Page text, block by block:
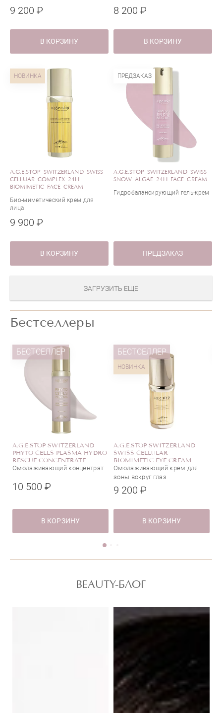
Бестселлеры
БЕСТСЕЛЛЕР
A.G.E.STOP SWITZERLAND
PHYTO CELLS PLASMA HYDRO
RESCUE CONCENTRATE
Омолаживающий концентрат
10 500 ₽
В КОРЗИНУ
БЕСТСЕЛЛЕР
НОВИНКА
A.G.E.STOP SWITZERLAND
SWISS CELLULAR
BIOMIMETIC EYE CREAM
Омолаживающий крем для
зоны вокруг глаз
9 200 ₽
В КОРЗИНУ
9 200 ₽
В КОРЗИНУ
8 200 ₽
В КОРЗИНУ
НОВИНКА
A.G.E.STOP SWITZERLAND SWISS
CELLUAR COMPLEX 24H
BIOMIMETIC FACE CREAM
Био-миметический крем для
лица
9 900 ₽
В КОРЗИНУ
ПРЕДЗАКАЗ
A.G.E.STOP SWITZERLAND SWISS
SNOW ALGAE 24H FACE CREAM
Гидробалансирующий гель-крем
ПРЕДЗАКАЗ
ЗАГРУЗИТЬ ЕЩЕ
BEAUTY-БЛОГ